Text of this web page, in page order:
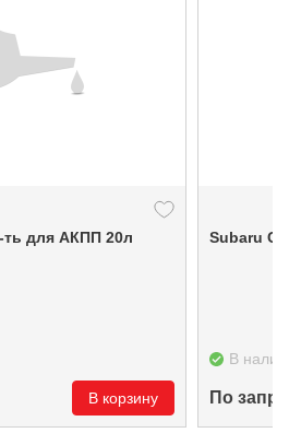
Mazda ATF M-V спец ж-ть для АКПП 20л
В корзину
В
По